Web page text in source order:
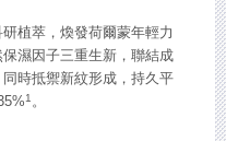
植萃，煥發荷爾蒙年輕力
濕因子三重生新，聯結成
時抵禦新紋形成，持久平
1 。